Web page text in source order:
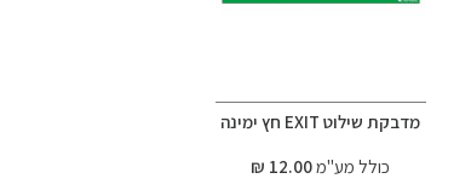
מדבקת שילוט EXIT חץ ימינה
כולל מע"מ12.00 ₪